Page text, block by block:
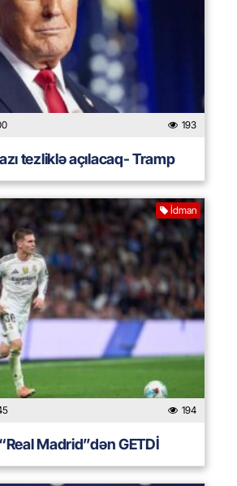
193
tezliklə açılacaq- Tramp
İdman
194
Madrid”dən GETDİ